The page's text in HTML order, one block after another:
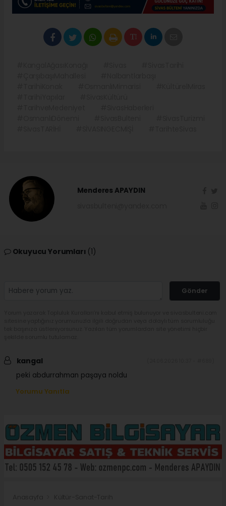
Menderes APAYDIN
Okuyucu Yorumları (1)
Gönder
kangal
peki abdurrahman paşaya noldu
Yorumu Yanıtla